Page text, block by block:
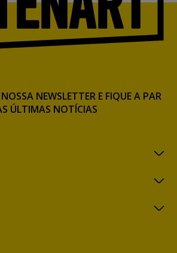
NEWSLETTER E FIQUE A PAR
ÚLTIMAS NOTÍCIAS